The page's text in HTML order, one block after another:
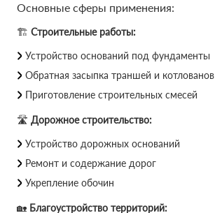
Основные сферы применения:
🏗 Строительные работы:
Устройство оснований под фундаменты
Обратная засыпка траншей и котлованов
Приготовление строительных смесей
🛣 Дорожное строительство:
Устройство дорожных оснований
Ремонт и содержание дорог
Укрепление обочин
🏡 Благоустройство территорий: